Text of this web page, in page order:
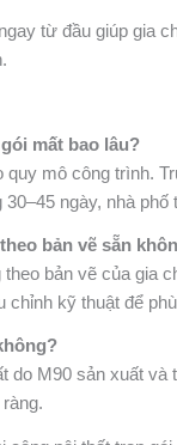
từ đầu giúp gia
mất bao lâu?
quy mô công trình.
30–45 ngày, nhà phố
bản vẽ sẵn
bản vẽ của gia
chỉnh kỹ thuật để
do M90 sản xuất và